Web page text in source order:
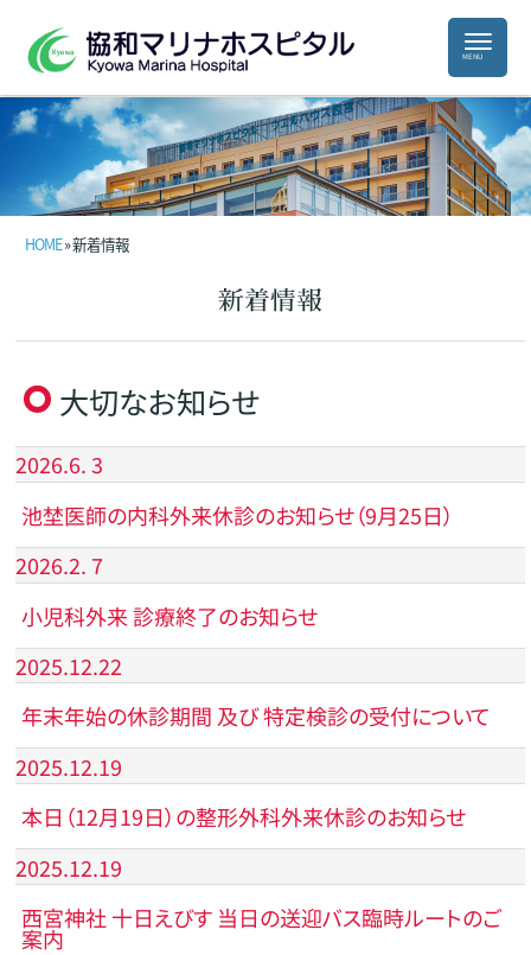
HOME» 新着情報
新着情報
大切なお知らせ
2026.6. 3
池埜医師の内科外来休診のお知らせ（9月25日）
2026.2. 7
小児科外来 診療終了のお知らせ
2025.12.22
年末年始の休診期間 及び 特定検診の受付について
2025.12.19
本日（12月19日）の整形外科外来休診のお知らせ
2025.12.19
西宮神社 十日えびす 当日の送迎バス臨時ルートのご
案内